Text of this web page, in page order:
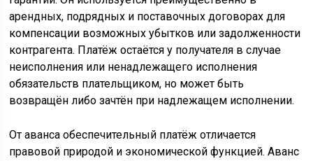
арендных, подрядных и поставочных договорах для
компенсации возможных убытков или задолженности
контрагента. Платёж остаётся у получателя в случае
неисполнения или ненадлежащего исполнения
обязательств плательщиком, но может быть
возвращён либо зачтён при надлежащем исполнении.
От аванса обеспечительный платёж отличается
правовой природой и экономической функцией. Аванс